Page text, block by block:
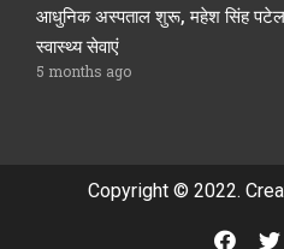
आधुनिक अस्पताल शुरू, महेश सिंह
स्वास्थ्य सेवाएं
5 months ago
Copyright © 2022.